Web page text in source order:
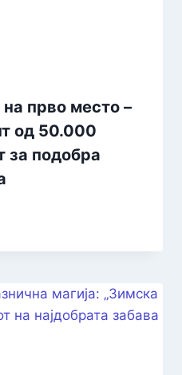
прво место –
од 50.000
за подобра